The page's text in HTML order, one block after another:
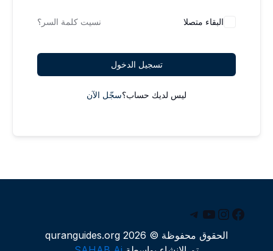
البقاء متصلا نسيت كلمة السر؟
تسجيل الدخول
ليس لديك حساب؟سجّل الآن
فيسبوكإنستجرام
يوتيوب
تيليجرام
الحقوق محفوظة © 2026 quranguides.org